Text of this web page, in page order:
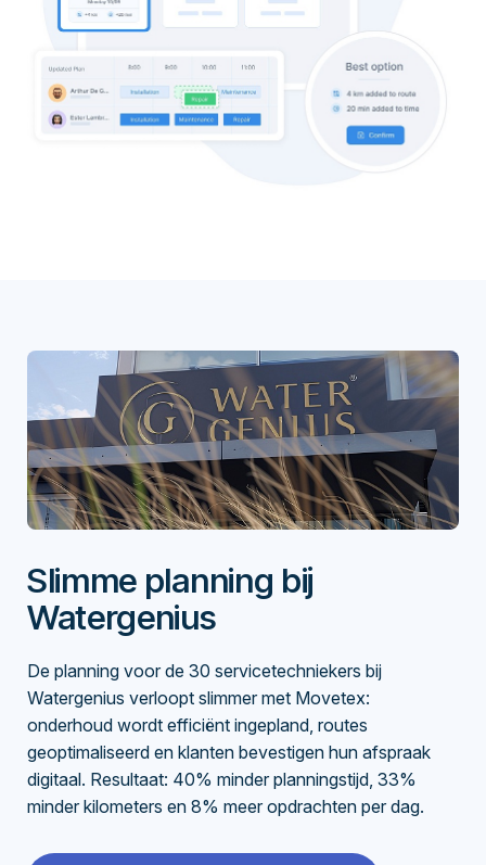
Slimme planning bij
Watergenius
De planning voor de 30 servicetechniekers bij
Watergenius verloopt slimmer met Movetex:
onderhoud wordt efficiënt ingepland, routes
geoptimaliseerd en klanten bevestigen hun afspraak
digitaal. Resultaat: 40% minder planningstijd, 33%
minder kilometers en 8% meer opdrachten per dag.